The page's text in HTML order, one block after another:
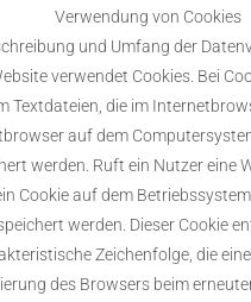
Verwendung von Cookies
und Umfang der
verwendet Cookies. Bei
Textdateien, die im
auf dem
werden. Ruft ein Nutzer eine
Cookie auf dem
werden. Dieser Cookie
Zeichenfolge, die
des Browsers beim